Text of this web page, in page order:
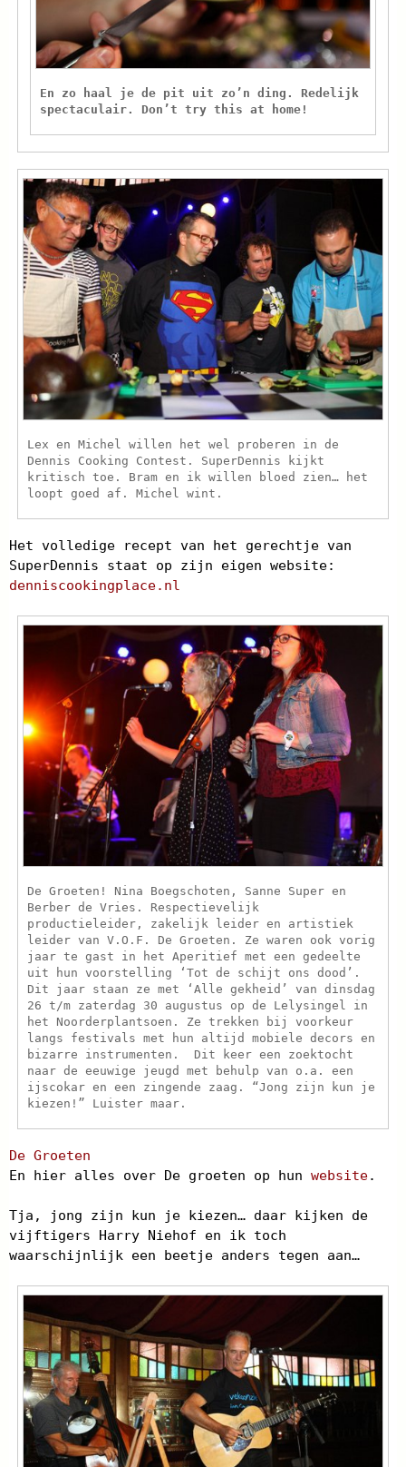
En zo haal je de pit uit zo’n ding. Redelijk
spectaculair. Don’t try this at home!
Lex en Michel willen het wel proberen in de
Dennis Cooking Contest. SuperDennis kijkt
kritisch toe. Bram en ik willen bloed zien… het
loopt goed af. Michel wint.
Het volledige recept van het gerechtje van
SuperDennis staat op zijn eigen website:
denniscookingplace.nl
De Groeten! Nina Boegschoten, Sanne Super en
Berber de Vries. Respectievelijk
productieleider, zakelijk leider en artistiek
leider van V.O.F. De Groeten. Ze waren ook vorig
jaar te gast in het Aperitief met een gedeelte
uit hun voorstelling ‘Tot de schijt ons dood’.
Dit jaar staan ze met ‘Alle gekheid’ van dinsdag
26 t/m zaterdag 30 augustus op de Lelysingel in
het Noorderplantsoen. Ze trekken bij voorkeur
langs festivals met hun altijd mobiele decors en
bizarre instrumenten. Dit keer een zoektocht
naar de eeuwige jeugd met behulp van o.a. een
ijscokar en een zingende zaag. “Jong zijn kun je
kiezen!” Luister maar.
De Groeten
En hier alles over De groeten op hun website.
Tja, jong zijn kun je kiezen… daar kijken de
vijftigers Harry Niehof en ik toch
waarschijnlijk een beetje anders tegen aan…